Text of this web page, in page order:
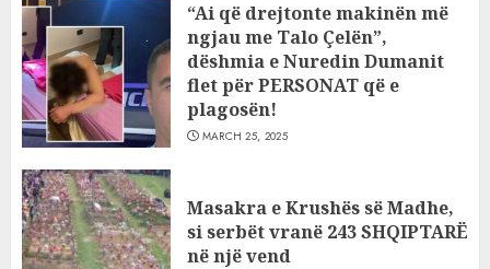
“Ai që drejtonte makinën më
ngjau me Talo Çelën”,
dëshmia e Nuredin Dumanit
flet për PERSONAT që e
plagosën!
MARCH 25, 2025
Masakra e Krushës së Madhe,
si serbët vranë 243 SHQIPTARË
në një vend